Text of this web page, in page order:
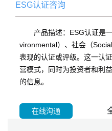
ESG认证咨询
产品描述：ESG认证是
vironmental）、社会（
表现的认证或评级。这一认
营模式，同时为投资者和利
的信息。
在线沟通